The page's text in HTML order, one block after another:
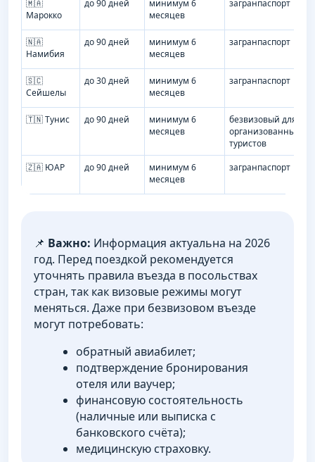
🇲🇦
Марокко
до 90 дней
минимум 6
месяцев
загранпаспорт
🇳🇦
Намибия
до 90 дней
минимум 6
месяцев
загранпаспорт
🇸🇨
Сейшелы
до 30 дней
минимум 6
месяцев
загранпаспорт
🇹🇳 Тунис до 90 дней
минимум 6
месяцев
безвизовый для
организованных
туристов
🇿🇦 ЮАР до 90 дней
минимум 6
месяцев
загранпаспорт
📌 Важно: Информация актуальна на 2026
год. Перед поездкой рекомендуется
уточнять правила въезда в посольствах
стран, так как визовые режимы могут
меняться. Даже при безвизовом въезде
могут потребовать:
обратный авиабилет;
подтверждение бронирования
отеля или ваучер;
финансовую состоятельность
(наличные или выписка с
банковского счёта);
медицинскую страховку.